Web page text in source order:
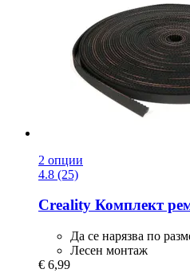
2 опции
4.8 (25)
Creality Комплект
Да се нарязва по
Лесен монтаж
€ 6,99